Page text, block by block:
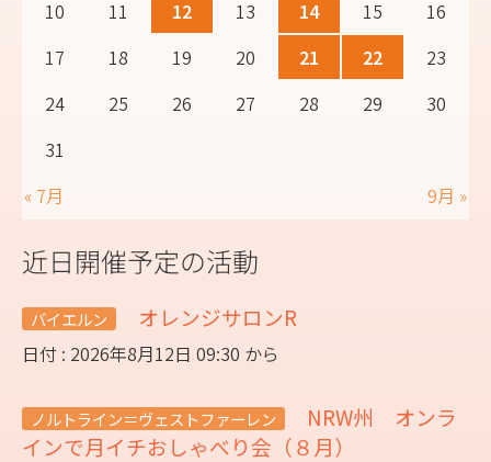
10
11 12 13 14 15
16
17
18 19 20 21 22
23
24
25 26 27 28 29
30
31
« 7月
9月 »
近日開催予定の活動
バイエルン オレンジサロンR
日付 : 2026年8月12日 09:30 から
ノルトライン＝ヴェストファーレン
NRW州 オンラ
インで月イチおしゃべり会（８月）